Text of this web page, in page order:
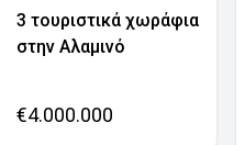
3 τουριστικά χωράφια
στην Αλαμινό
€4.000.000